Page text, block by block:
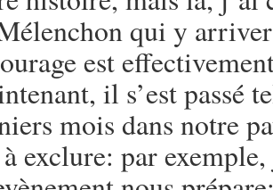
qui y
est
il s’est passé
mois dans notre
exclure: par